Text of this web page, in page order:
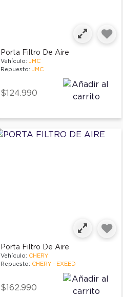
Porta Filtro De Aire
Vehículo: JMC
Repuesto: JMC
$124.990
Porta Filtro De Aire
Vehículo: CHERY
Repuesto: CHERY - EXEED
$162.990